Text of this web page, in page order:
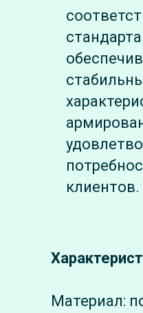
клиентов.
Материал: